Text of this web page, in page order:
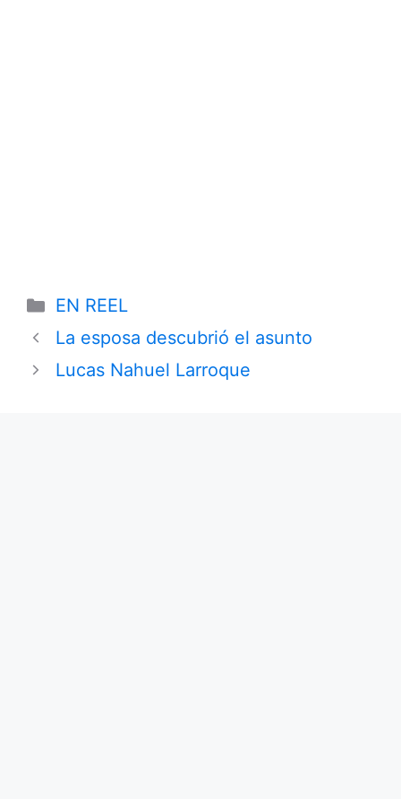
Categories
EN REEL
La esposa descubrió el asunto
Lucas Nahuel Larroque